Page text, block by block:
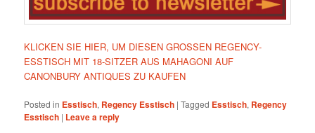
KLICKEN SIE HIER, UM DIESEN GROSSEN REGENCY-
ESSTISCH MIT 18-SITZER AUS MAHAGONI AUF
CANONBURY ANTIQUES ZU KAUFEN
Posted in Esstisch, Regency Esstisch |Tagged Esstisch, Regency
Esstisch | Leave a reply